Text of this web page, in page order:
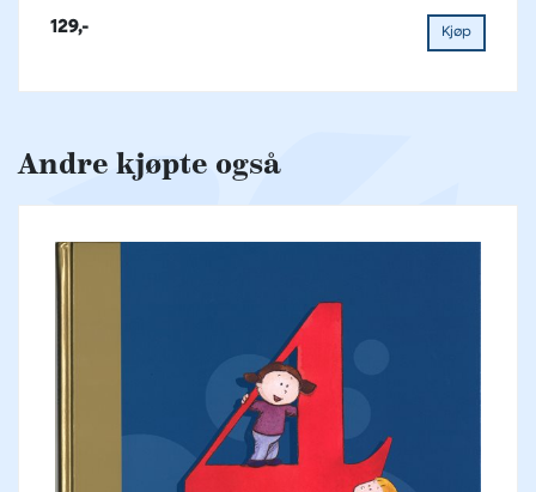
129,- Kjøp
Andre kjøpte også